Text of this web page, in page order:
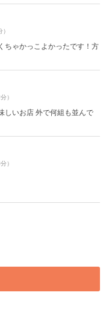
ちゃかっこよかったです！方
）
しいお店 外で何組も並んで
）